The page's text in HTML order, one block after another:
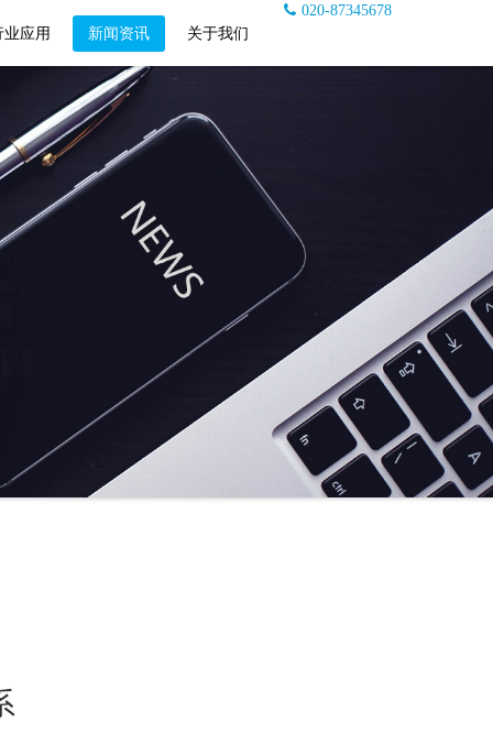
020-87345678
业应用
新闻资讯 关于我们